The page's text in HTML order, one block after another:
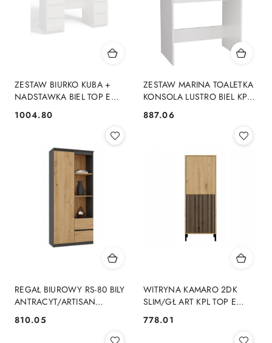
ZESTAW BIURKO KUBA +
NADSTAWKA BIEL TOP E
Cena:
1004.80
ZESTAW MARINA TOALETKA
KONSOLA LUSTRO BIEL KPL
Cena:
887.06
REGAŁ BIUROWY RS-80 BILY
ANTRACYT/ARTISAN
KOMPLET TOP E SHOP
Cena:
810.05
WITRYNA KAMARO 2DK
SLIM/GŁ ART KPL TOP E
SHOP
Cena:
778.01